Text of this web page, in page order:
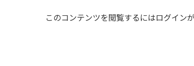
このコンテンツを閲覧するにはログイン